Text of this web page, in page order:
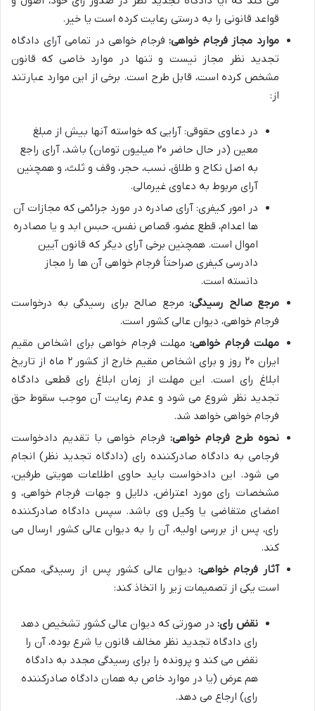
قواعد قانونی را به درستی رعایت کرده است یا خیر.
موارد مجاز فرجام خواهی:فرجام خواهی در تمامی آرای دادگاه
تجدید نظر مجاز نیست و تنها در موارد خاصی که قانون
مشخص کرده است، قابل طرح است. برخی از این موارد عبارتند
از:
در دعاوی حقوقی: آرایی که خواسته آنها بیش از مبلغ
معین (در حال حاضر ۲۰ میلیون تومان) باشد، آرای راجع
به اصل نکاح و طلاق، نسب، حجر، وقف و ثلث، و همچنین
آرای مربوط به دعاوی غیرمالی.
در امور کیفری: آرای صادره در مورد جرائمی که مجازات آن
ها اعدام، قطع عضو، قصاص نفس، حبس ابد و یا مصادره
اموال است. همچنین برخی آرای دیگر که قانون آیین
دادرسی کیفری صراحتاً فرجام خواهی آن ها را مجاز
دانسته است.
مرجع صالح رسیدگی: مرجع صالح برای رسیدگی به درخواست
فرجام خواهی، دیوان عالی کشور است.
مهلت فرجام خواهی:مهلت فرجام خواهی برای اشخاص مقیم
ایران ۲۰ روز و برای اشخاص مقیم خارج از کشور ۲ ماه از تاریخ
ابلاغ رای است. این مهلت از زمان ابلاغ رای قطعی دادگاه
تجدید نظر شروع می شود و عدم رعایت آن موجب سقوط حق
فرجام خواهی خواهد شد.
نحوه طرح فرجام خواهی: فرجام خواهی با تقدیم دادخواست
فرجامی به دادگاه صادرکننده رای (دادگاه تجدید نظر) انجام
می شود. این دادخواست باید حاوی اطلاعات هویتی طرفین،
مشخصات رای مورد اعتراض، دلایل و جهات فرجام خواهی، و
امضای متقاضی یا وکیل وی باشد. سپس دادگاه صادرکننده
رای، پس از بررسی اولیه، آن را به دیوان عالی کشور ارسال می
کند.
آثار فرجام خواهی: دیوان عالی کشور پس از رسیدگی، ممکن
است یکی از تصمیمات زیر را اتخاذ کند:
نقض رای: در صورتی که دیوان عالی کشور تشخیص دهد
رای دادگاه تجدید نظر مخالف قانون یا شرع بوده، آن را
نقض می کند و پرونده را برای رسیدگی مجدد به دادگاه
هم عرض (یا در موارد خاص به همان دادگاه صادرکننده
رای) ارجاع می دهد.